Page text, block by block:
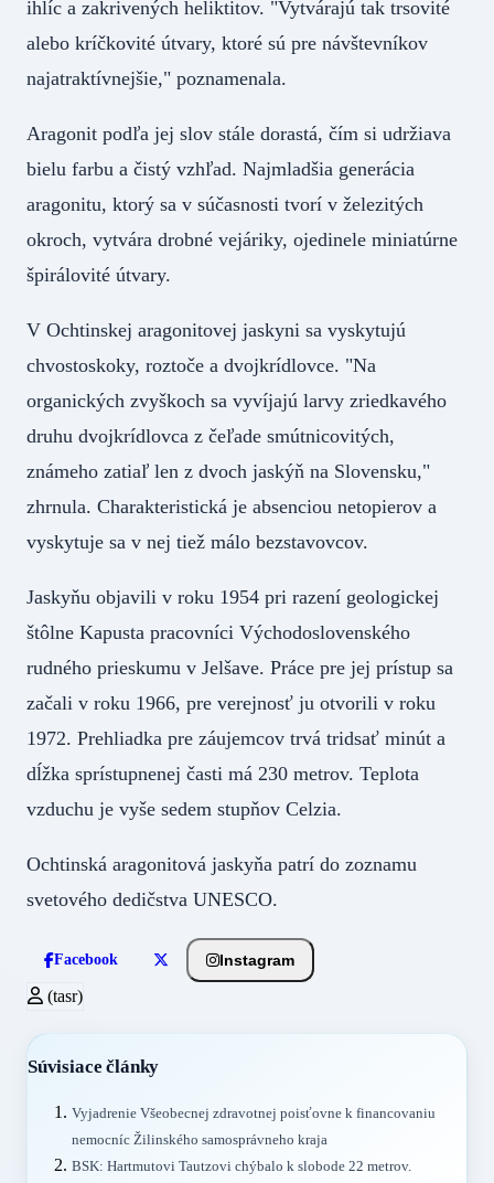
ihlíc a zakrivených heliktitov. "Vytvárajú tak trsovité
alebo kríčkovité útvary, ktoré sú pre návštevníkov
najatraktívnejšie," poznamenala.
Aragonit podľa jej slov stále dorastá, čím si udržiava
bielu farbu a čistý vzhľad. Najmladšia generácia
aragonitu, ktorý sa v súčasnosti tvorí v železitých
okroch, vytvára drobné vejáriky, ojedinele miniatúrne
špirálovité útvary.
V Ochtinskej aragonitovej jaskyni sa vyskytujú
chvostoskoky, roztoče a dvojkrídlovce. "Na
organických zvyškoch sa vyvíjajú larvy zriedkavého
druhu dvojkrídlovca z čeľade smútnicovitých,
známeho zatiaľ len z dvoch jaskýň na Slovensku,"
zhrnula. Charakteristická je absenciou netopierov a
vyskytuje sa v nej tiež málo bezstavovcov.
Jaskyňu objavili v roku 1954 pri razení geologickej
štôlne Kapusta pracovníci Východoslovenského
rudného prieskumu v Jelšave. Práce pre jej prístup sa
začali v roku 1966, pre verejnosť ju otvorili v roku
1972. Prehliadka pre záujemcov trvá tridsať minút a
dĺžka sprístupnenej časti má 230 metrov. Teplota
vzduchu je vyše sedem stupňov Celzia.
Ochtinská aragonitová jaskyňa patrí do zoznamu
svetového dedičstva UNESCO.
Facebook Instagram
(tasr)
Súvisiace články
Vyjadrenie Všeobecnej zdravotnej poisťovne k financovaniu
nemocníc Žilinského samosprávneho kraja
BSK: Hartmutovi Tautzovi chýbalo k slobode 22 metrov.